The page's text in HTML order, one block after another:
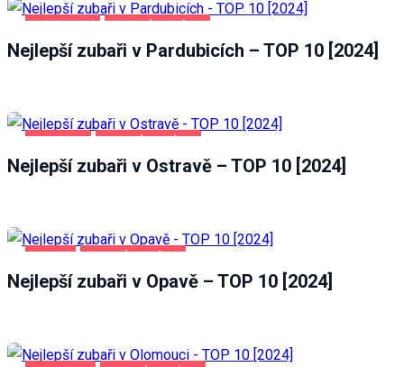
Nejlepší zubaři v Pardubicích – TOP 10 [2024]
Nejlepší zubaři v Ostravě – TOP 10 [2024]
Nejlepší zubaři v Opavě – TOP 10 [2024]